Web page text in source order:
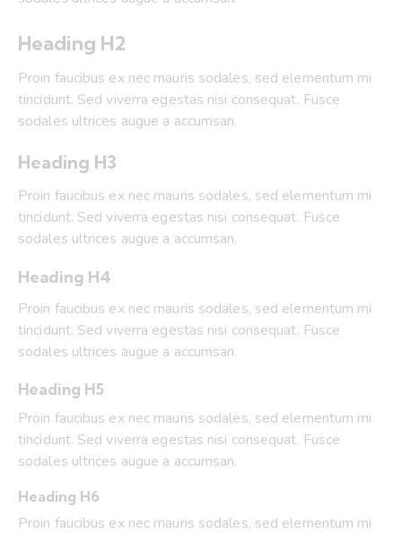
Heading H2
Proin faucibus ex nec mauris sodales, sed elementum mi
tincidunt. Sed viverra egestas nisi consequat. Fusce
sodales ultrices augue a accumsan.
Heading H3
Proin faucibus ex nec mauris sodales, sed elementum mi
tincidunt. Sed viverra egestas nisi consequat. Fusce
sodales ultrices augue a accumsan.
Heading H4
Proin faucibus ex nec mauris sodales, sed elementum mi
tincidunt. Sed viverra egestas nisi consequat. Fusce
sodales ultrices augue a accumsan.
Heading H5
Proin faucibus ex nec mauris sodales, sed elementum mi
tincidunt. Sed viverra egestas nisi consequat. Fusce
sodales ultrices augue a accumsan.
Heading H6
Proin faucibus ex nec mauris sodales, sed elementum mi